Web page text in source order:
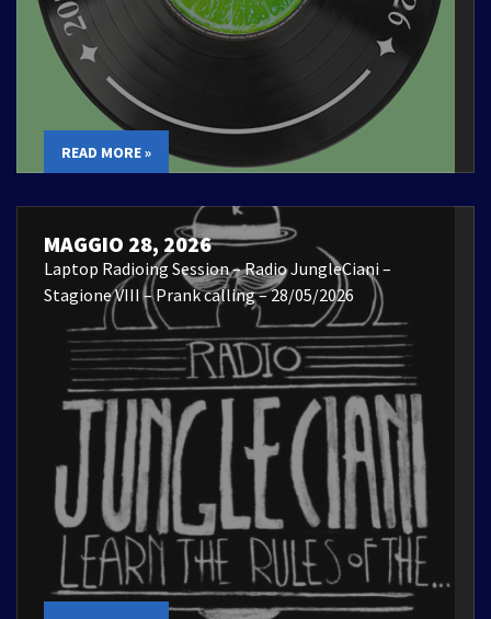
READ MORE »
MAGGIO 28, 2026
Laptop Radioing Session – Radio JungleCiani –
Stagione VIII – Prank calling – 28/05/2026